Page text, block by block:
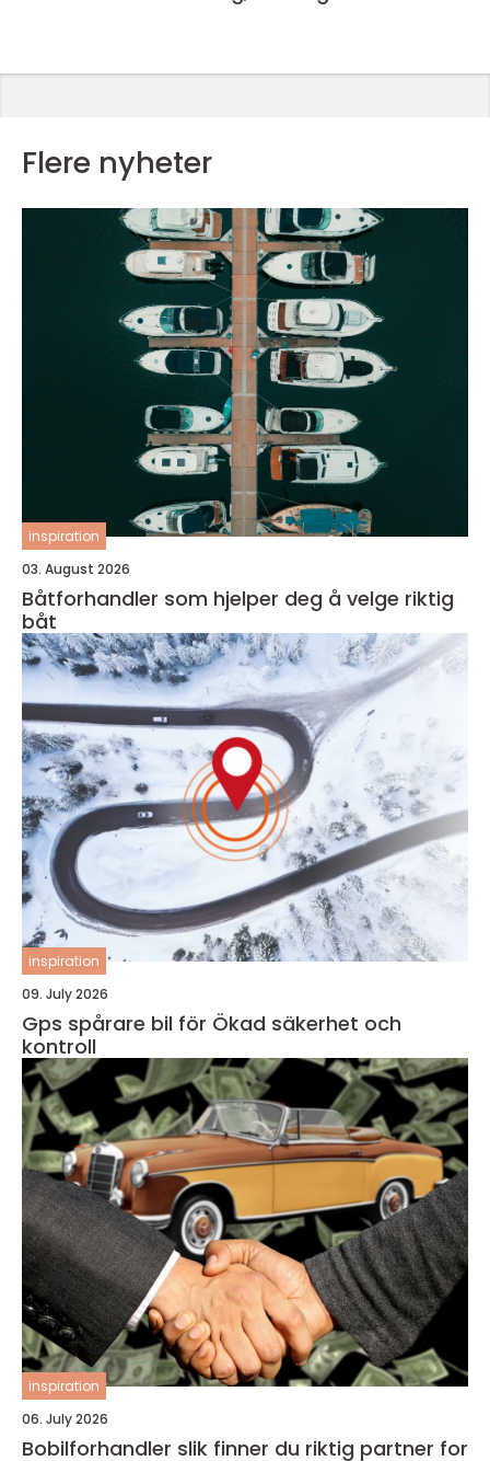
Flere nyheter
inspiration
03. August 2026
Båtforhandler som hjelper deg å velge riktig
båt
inspiration
09. July 2026
Gps spårare bil för Ökad säkerhet och
kontroll
inspiration
06. July 2026
Bobilforhandler slik finner du riktig partner for